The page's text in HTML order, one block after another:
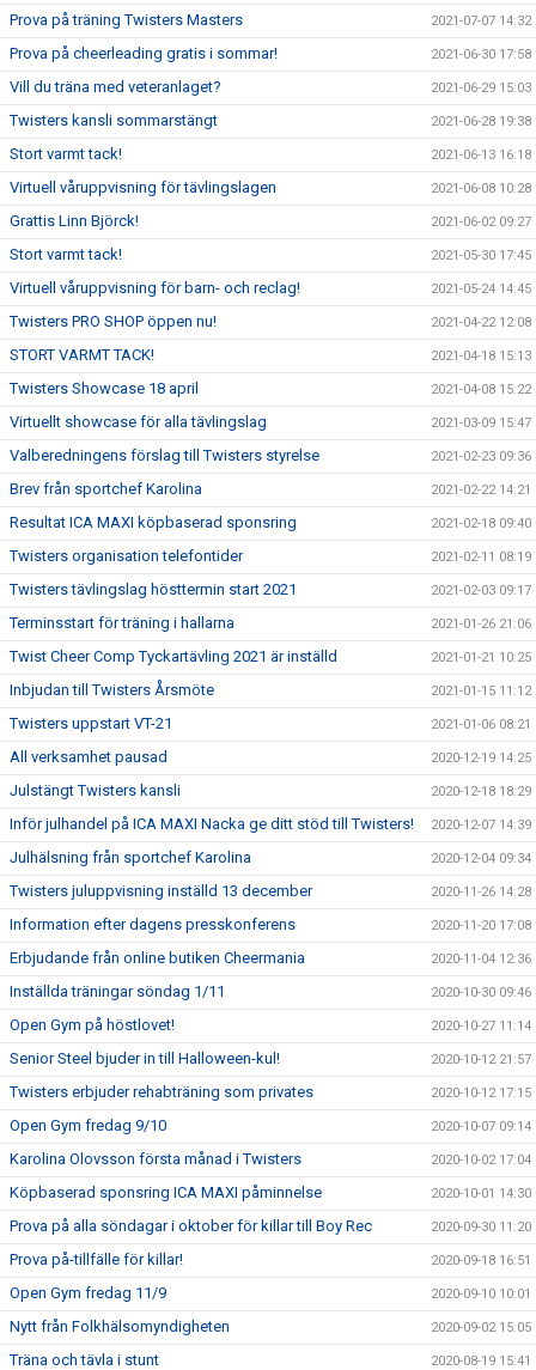
Prova på träning Twisters Masters 2021-07-07 14:32
Prova på cheerleading gratis i sommar! 2021-06-30 17:58
Vill du träna med veteranlaget? 2021-06-29 15:03
Twisters kansli sommarstängt 2021-06-28 19:38
Stort varmt tack! 2021-06-13 16:18
Virtuell våruppvisning för tävlingslagen 2021-06-08 10:28
Grattis Linn Björck! 2021-06-02 09:27
Stort varmt tack! 2021-05-30 17:45
Virtuell våruppvisning för barn- och reclag! 2021-05-24 14:45
Twisters PRO SHOP öppen nu! 2021-04-22 12:08
STORT VARMT TACK! 2021-04-18 15:13
Twisters Showcase 18 april 2021-04-08 15:22
Virtuellt showcase för alla tävlingslag 2021-03-09 15:47
Valberedningens förslag till Twisters styrelse 2021-02-23 09:36
Brev från sportchef Karolina 2021-02-22 14:21
Resultat ICA MAXI köpbaserad sponsring 2021-02-18 09:40
Twisters organisation telefontider 2021-02-11 08:19
Twisters tävlingslag hösttermin start 2021 2021-02-03 09:17
Terminsstart för träning i hallarna 2021-01-26 21:06
Twist Cheer Comp Tyckartävling 2021 är inställd 2021-01-21 10:25
Inbjudan till Twisters Årsmöte 2021-01-15 11:12
Twisters uppstart VT-21 2021-01-06 08:21
All verksamhet pausad 2020-12-19 14:25
Julstängt Twisters kansli 2020-12-18 18:29
Inför julhandel på ICA MAXI Nacka ge ditt stöd till Twisters! 2020-12-07 14:39
Julhälsning från sportchef Karolina 2020-12-04 09:34
Twisters juluppvisning inställd 13 december 2020-11-26 14:28
Information efter dagens presskonferens 2020-11-20 17:08
Erbjudande från online butiken Cheermania 2020-11-04 12:36
Inställda träningar söndag 1/11 2020-10-30 09:46
Open Gym på höstlovet! 2020-10-27 11:14
Senior Steel bjuder in till Halloween-kul! 2020-10-12 21:57
Twisters erbjuder rehabträning som privates 2020-10-12 17:15
Open Gym fredag 9/10 2020-10-07 09:14
Karolina Olovsson första månad i Twisters 2020-10-02 17:04
Köpbaserad sponsring ICA MAXI påminnelse 2020-10-01 14:30
Prova på alla söndagar i oktober för killar till Boy Rec 2020-09-30 11:20
Prova på-tillfälle för killar! 2020-09-18 16:51
Open Gym fredag 11/9 2020-09-10 10:01
Nytt från Folkhälsomyndigheten 2020-09-02 15:05
Träna och tävla i stunt 2020-08-19 15:41